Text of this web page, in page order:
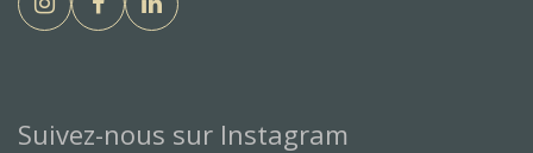
Suivez-nous sur Instagram